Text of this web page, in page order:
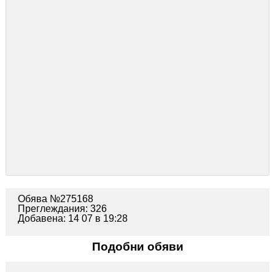
Обява №275168
Преглеждания: 326
Добавена: 14 07 в 19:28
Подобни обяви